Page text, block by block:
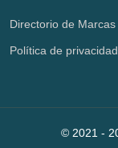
Directorio de Marcas
Política de privacidad
© 2021 -